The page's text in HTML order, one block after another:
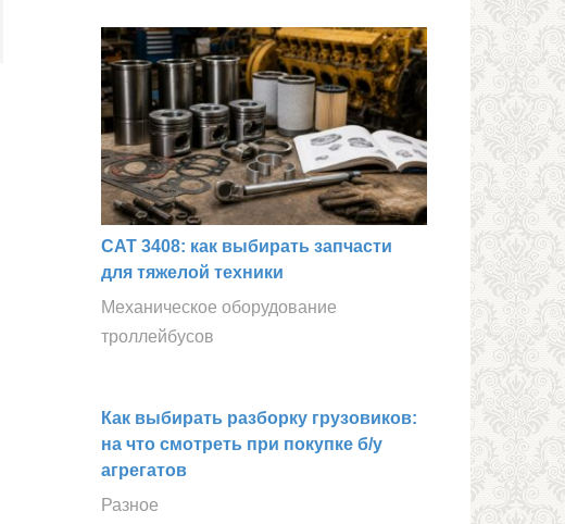
CAT 3408: как выбирать запчасти
для тяжелой техники
Механическое оборудование
троллейбусов
Как выбирать разборку грузовиков:
на что смотреть при покупке б/у
агрегатов
Разное